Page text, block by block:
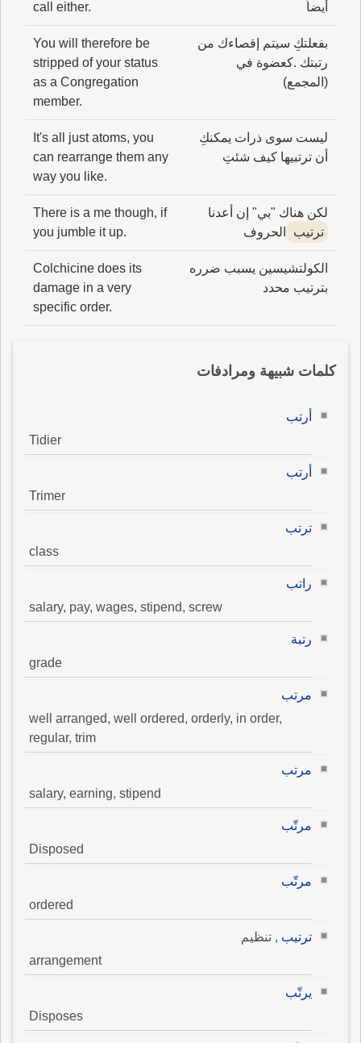
أيضاً call either.
بفعلتكِ سيتم إقصاءك من
رتبتك .كعضوة في
(المجمع)
You will therefore be
stripped of your status
as a Congregation
member.
ليست سوى ذرات يمكنكِ
أن ترتبيها كيف شئتِ
It's all just atoms, you
can rearrange them any
way you like.
لكن هناك "بي" إن أعدنا
ترتيب
الحروف
There is a me though, if
you jumble it up.
الكولتشيسين يسبب ضرره
بترتيب محدد
Colchicine does its
damage in a very
specific order.
كلمات شبيهة ومرادفات
أرتب
Tidier
أرتب
Trimer
ترتب
class
راتب
salary, pay, wages, stipend, screw
رتبة
grade
مرتب
well arranged, well ordered, orderly, in order,
regular, trim
مرتب
salary, earning, stipend
مرتّب
Disposed
مرتّب
ordered
ترتيب , تنظيم
arrangement
يرتّب
Disposes